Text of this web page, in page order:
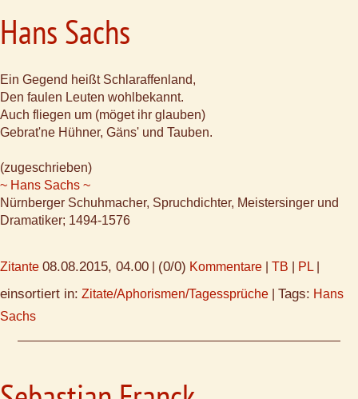
Hans Sachs
Ein Gegend heißt Schlaraffenland,
Den faulen Leuten wohlbekannt.
Auch fliegen um (möget ihr glauben)
Gebrat'ne Hühner, Gäns' und Tauben.
(zugeschrieben)
~ Hans Sachs ~
Nürnberger Schuhmacher, Spruchdichter, Meistersinger und
Dramatiker; 1494-1576
Zitante 08.08.2015, 04.00 (0/0) Kommentare TB PL
einsortiert in: Zitate/Aphorismen/Tagessprüche Tags: Hans
Sachs